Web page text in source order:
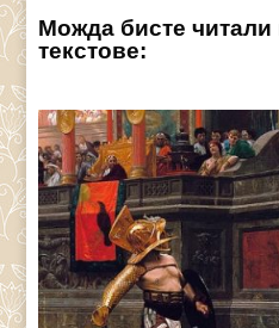
Можда бисте читали
текстове: